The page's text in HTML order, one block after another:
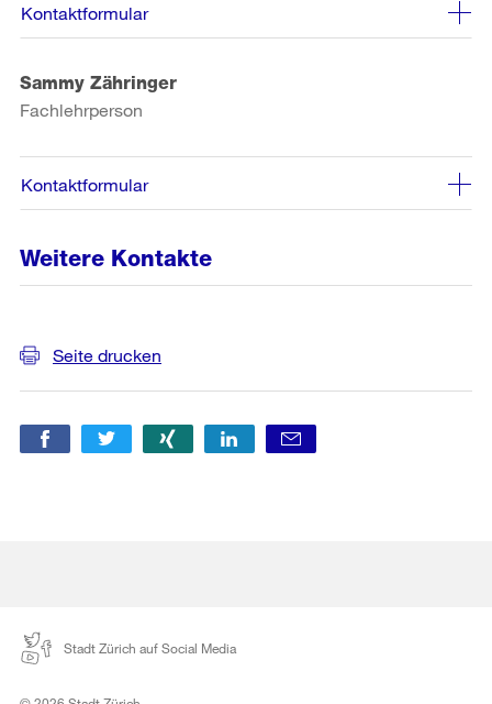
Kontaktformular
Sammy Zähringer
Fachlehrperson
Kontaktformular
Weitere Kontakte
Informationen
Seite drucken
Stadt Zürich auf Social Media